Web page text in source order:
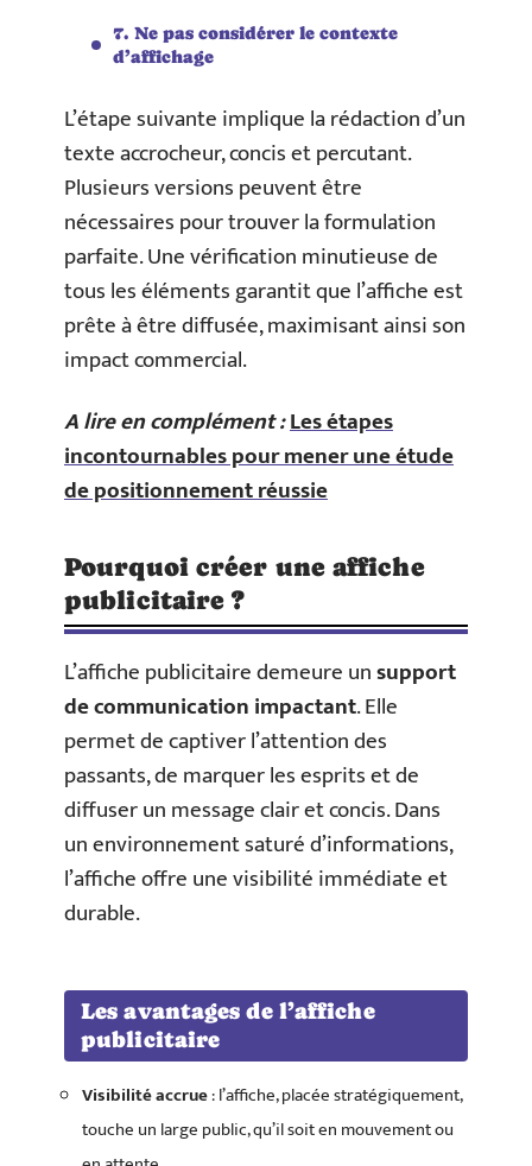
7. Ne pas considérer le contexte
d’affichage
L’étape suivante implique la rédaction d’un
texte accrocheur, concis et percutant.
Plusieurs versions peuvent être
nécessaires pour trouver la formulation
parfaite. Une vérification minutieuse de
tous les éléments garantit que l’affiche est
prête à être diffusée, maximisant ainsi son
impact commercial.
A lire en complément :Les étapes
incontournables pour mener une étude
de positionnement réussie
Pourquoi créer une affiche
publicitaire ?
L’affiche publicitaire demeure unsupport
de communication impactant. Elle
permet de captiver l’attention des
passants, de marquer les esprits et de
diffuser un message clair et concis. Dans
un environnement saturé d’informations,
l’affiche offre une visibilité immédiate et
durable.
Les avantages de l’affiche
publicitaire
Visibilité accrue: l’affiche, placée stratégiquement,
touche un large public, qu’il soit en mouvement ou